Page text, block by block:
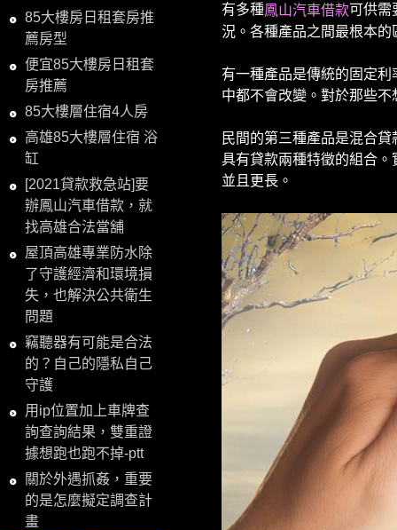
85大樓房日租套房推
薦房型
便宜85大樓房日租套
房推薦
85大樓層住宿4人房
高雄85大樓層住宿 浴
缸
[2021貸款救急站]要
辦鳳山汽車借款，就
找高雄合法當舖
屋頂高雄專業防水除
了守護經濟和環境損
失，也解決公共衛生
問題
竊聽器有可能是合法
的？自己的隱私自己
守護
用ip位置加上車牌查
詢查詢結果，雙重證
據想跑也跑不掉-ptt
關於外遇抓姦，重要
的是怎麼擬定調查計
畫
有多種鳳山汽車借款可供需
況。各種產品之間最根本
有一種產品是傳統的固定
中都不會改變。對於那些
民間的第三種產品是混合
具有貸款兩種特徵的組合
並且更長。